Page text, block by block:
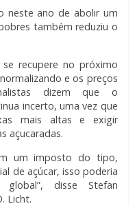
neste ano de abolir um
também reduziu o
recupere no próximo
e os preços
dizem que o
incerto, uma vez que
mais altas e exigir
açucaradas.
um imposto do tipo,
de açúcar, isso poderia
disse Stefan
Licht.